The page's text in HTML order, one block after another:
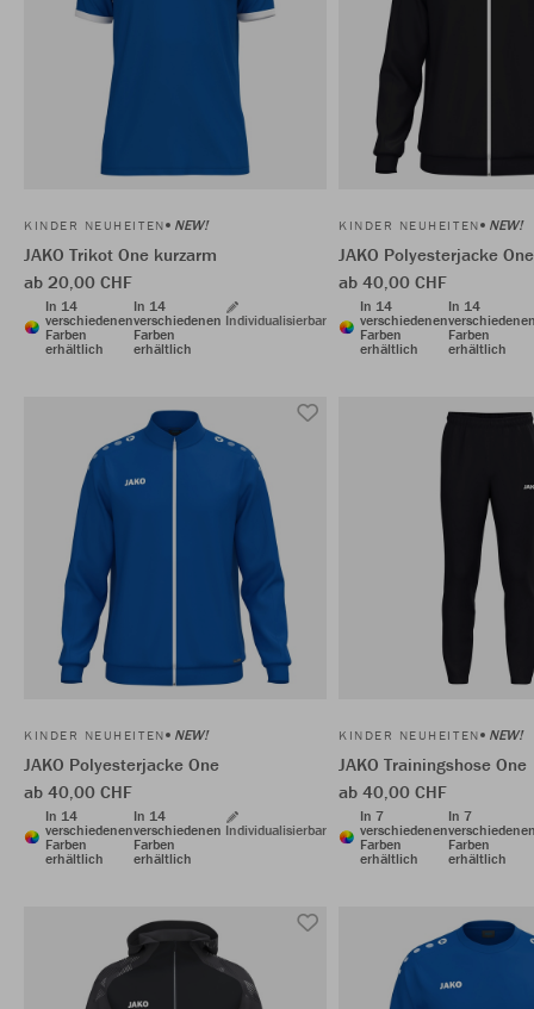
KINDER NEUHEITEN NEW!
JAKO Trikot One kurzarm
ab 20,00 CHF
In 14
verschiedenen
Farben
erhältlich
In 14
verschiedenen
Farben
erhältlich
Individualisierbar
KINDER NEUHEITEN NEW!
JAKO Polyesterjacke One
ab 40,00 CHF
In 14
verschiedenen
Farben
erhältlich
In 14
Farben
erhältlich
KINDER NEUHEITEN NEW!
JAKO Polyesterjacke One
ab 40,00 CHF
In 14
verschiedenen
Farben
erhältlich
In 14
verschiedenen
Farben
erhältlich
Individualisierbar
KINDER NEUHEITEN NEW!
JAKO Trainingshose One
ab 40,00 CHF
In 7
verschiedenen
Farben
erhältlich
In 7
Farben
erhältlich